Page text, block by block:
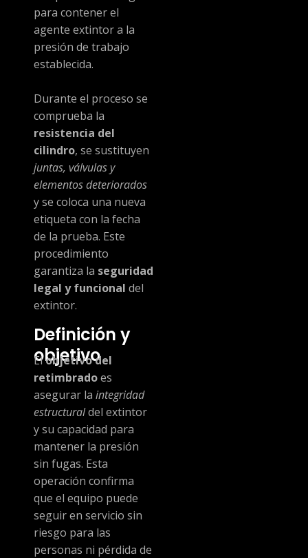
para contener el
agente extintor a la
presión de trabajo
establecida.
Durante el proceso se
comprueba la
resistencia del
cilindro, se sustituyen
juntas, válvulas y
elementos deteriorados
y se coloca una nueva
etiqueta con la fecha
de la prueba. Este
procedimiento
garantiza la seguridad
legal y funcional del
extintor.
Definición y
objetivo
Elobjetivo del
retimbradoes
asegurar la integridad
estructuraldel extintor
y su capacidad para
mantener la presión
sin fugas. Esta
operación confirma
que el equipo puede
seguir en servicio sin
riesgo para las
personas ni pérdida de